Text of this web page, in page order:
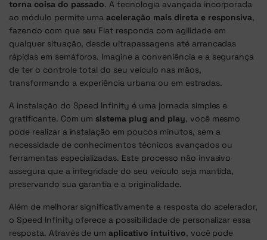
torna coisa do passado. A tecnologia avançada incorporada
ao módulo permite umaaceleração mais direta e responsiva,
fazendo com que seu Fiat responda com agilidade em
qualquer situação, desde ultrapassagens até arrancadas
rápidas em semáforos. Imagine a conveniência e a segurança
de ter o controle total do seu veículo nas mãos,
transformando a experiência urbana ou em estradas.
A instalação do Speed Infinity é uma jornada simples e
gratificante. Com um sistema plug and play, você mesmo
pode realizar a instalação em poucos minutos, sem a
necessidade de conhecimentos técnicos avançados ou
ferramentas especializadas. Este processo não invasivo
assegura que a integridade do seu veículo seja mantida,
preservando sua garantia e a originalidade.
Além de melhorar significativamente a resposta do acelerador,
o Speed Infinity oferece a possibilidade de personalizar essa
resposta. Através de um aplicativo intuitivo, você pode